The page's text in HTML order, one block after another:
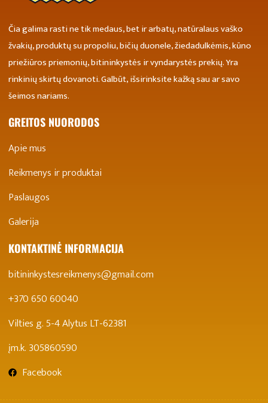
Čia galima rasti ne tik medaus, bet ir arbatų, natūralaus vaško
žvakių, produktų su propoliu, bičių duonele, žiedadulkėmis, kūno
priežiūros priemonių, bitininkystės ir vyndarystės prekių. Yra
rinkinių skirtų dovanoti. Galbūt, išsirinksite kažką sau ar savo
šeimos nariams.
GREITOS NUORODOS
Apie mus
Reikmenys ir produktai
Paslaugos
Galerija
KONTAKTINĖ INFORMACIJA
bitininkystesreikmenys@gmail.com
+370 650 60040
Vilties g. 5-4 Alytus LT-62381
įm.k. 305860590
Facebook